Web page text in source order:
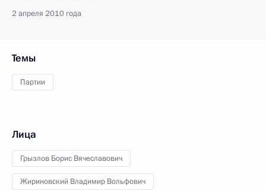
2 апреля 2010 года
Темы
Партии
Лица
Грызлов Борис Вячеславович
Жириновский Владимир Вольфович